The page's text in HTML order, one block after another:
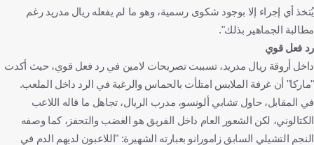
يُتخذ أي إجراء إلا بوجود شكوى رسمية، وهو ما لم يفعله ريال مدريد رغم
مطالبة الجماهير بذلك".
رد فعل قوي
داخل أروقة ريال مدريد، تسببت تصريحات لامين في رد فعل قوي، حيث أكدت
"ماركا" أن غرفة الملابس امتلأت بالحماس والرغبة في الرد داخل الملعب.
في المقابل، حاول تشابي ألونسو، مدرب الريال، تجاهل ما قاله اللاعب
الكتالوني، لكن الشعور العام داخل الفريق هو الغضب والتحفز، كما وصفه
النجم التشيلي السابق زامورانو بعبارته الشهيرة: "اللاعبون لديهم الدم في